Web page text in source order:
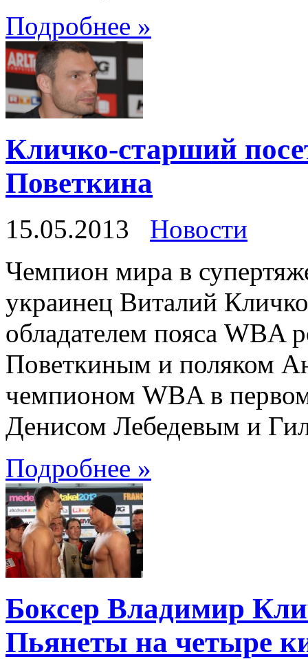
Подробнее »
Кличко-старший
Поветкина
15.05.2013
Новости
Чемпион мира в
украинец Виталий
обладателем пояса WBA
Поветкиным и поляком
чемпионом WBA в
Денисом Лебедевым и
Подробнее »
Боксер Владимир
Пьянеты на четыре